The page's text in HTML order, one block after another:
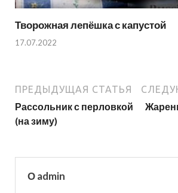
Творожная лепёшка с капустой
17.07.2022
ПРЕДЫДУЩАЯ СТАТЬЯ
Рассольник с перловкой
(на зиму)
О admin